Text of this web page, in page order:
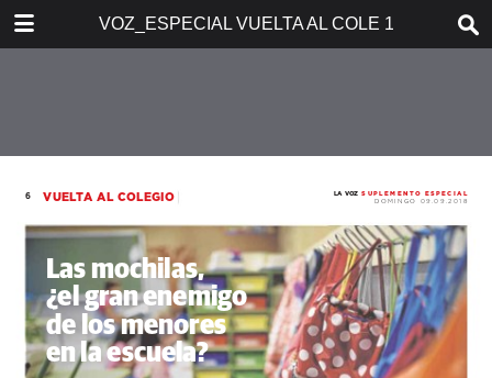
VOZ_ESPECIAL VUELTA AL COLE 10-09-2017
DOWNLOAD
VOZ 09-09-2018-SUPLEMENTO
CADIZ--2
VOZ 09-09-2018-SUPLEMENTO
CADIZ--3